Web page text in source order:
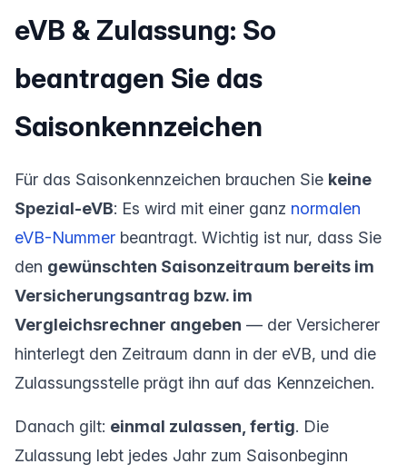
eVB & Zulassung: So
beantragen Sie das
Saisonkennzeichen
Für das Saisonkennzeichen brauchen Sie keine
Spezial-eVB: Es wird mit einer ganz normalen
eVB-Nummer beantragt. Wichtig ist nur, dass Sie
den gewünschten Saisonzeitraum bereits im
Versicherungsantrag bzw. im
Vergleichsrechner angeben — der Versicherer
hinterlegt den Zeitraum dann in der eVB, und die
Zulassungsstelle prägt ihn auf das Kennzeichen.
Danach gilt: einmal zulassen, fertig. Die
Zulassung lebt jedes Jahr zum Saisonbeginn